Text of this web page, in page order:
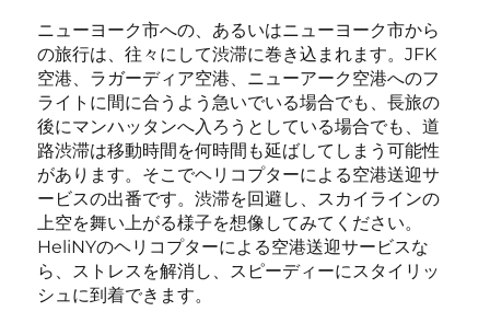
ニューヨーク市への、あるいはニューヨーク市から
の旅行は、往々にして渋滞に巻き込まれます。JFK
空港、ラガーディア空港、ニューアーク空港へのフ
ライトに間に合うよう急いでいる場合でも、長旅の
後にマンハッタンへ入ろうとしている場合でも、道
路渋滞は移動時間を何時間も延ばしてしまう可能性
があります。そこでヘリコプターによる空港送迎サ
ービスの出番です。渋滞を回避し、スカイラインの
上空を舞い上がる様子を想像してみてください。
HeliNYのヘリコプターによる空港送迎サービスな
ら、ストレスを解消し、スピーディーにスタイリッ
シュに到着できます。